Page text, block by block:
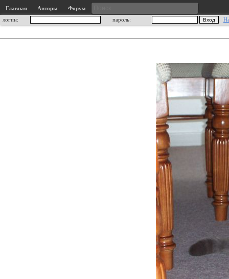
Главная Авторы
Форум
логин:
пароль: